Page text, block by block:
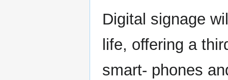
Digital signage
life, offering a
smart- phones